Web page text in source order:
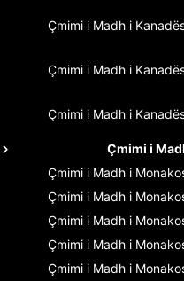
Çmimi i Madh i
Çmimi i Madh i
Çmimi i Madh i
Çmimi i
Çmimi i Madh i
Çmimi i Madh i
Çmimi i Madh i
Çmimi i Madh i
Çmimi i Madh i